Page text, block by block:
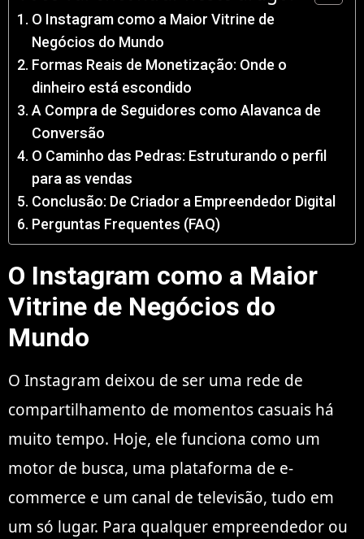
O Instagram como a Maior Vitrine de
Negócios do Mundo
Formas Reais de Monetização: Onde o
dinheiro está escondido
A Compra de Seguidores como Alavanca de
Conversão
O Caminho das Pedras: Estruturando o perfil
para as vendas
Conclusão: De Criador a Empreendedor Digital
Perguntas Frequentes (FAQ)
O Instagram como a Maior
Vitrine de Negócios do
Mundo
O Instagram deixou de ser uma rede de
compartilhamento de momentos casuais há
muito tempo. Hoje, ele funciona como um
motor de busca, uma plataforma de e-
commerce e um canal de televisão, tudo em
um só lugar. Para qualquer empreendedor ou